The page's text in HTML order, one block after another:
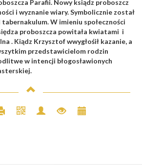
Parafii. Nowy ksiądz proboszcz
i wyznanie wiary. Symbolicznie został
W imieniu społeczności
proboszcza powitała kwiatami i
. Kiądz Krzysztof wwygłośił kazanie, a
przedstawicielom rodzin
w intencji błogosławionych